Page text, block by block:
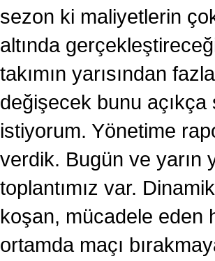
sezon ki maliyetlerin
altında
takımın yarısından
değişecek bunu açıkça
istiyorum. Yönetime
verdik. Bugün ve yarın
toplantımız var.
koşan, mücadele eden
ortamda maçı